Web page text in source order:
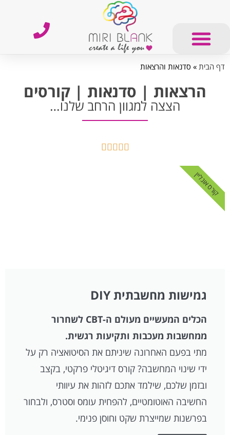
דף הבית » סדנאות והרצאות
הרצאות | סדנאות | קורסים
הצצה למגוון הרחב שלנו…





גמישות מחשבתית DIY
הכלים המעשיים מעולם ה-CBT לשחרור
ממחשבות מעכבות ותקיעות רגשית.
מתי בפעם האחרונה שיניתם את הסיטואציה רק על
ידי שינוי המחשבה? קורס דיגיטלי פרקטי, בקצב
ובזמן שלכם, שילמד אתכם לזהות את עיוותי
החשיבה האוטומטיים, להפחית עומס וסטרס, ולבחור
בפרשנות שמייצרת שקט וחוסן פנימי.
קורס אונליין